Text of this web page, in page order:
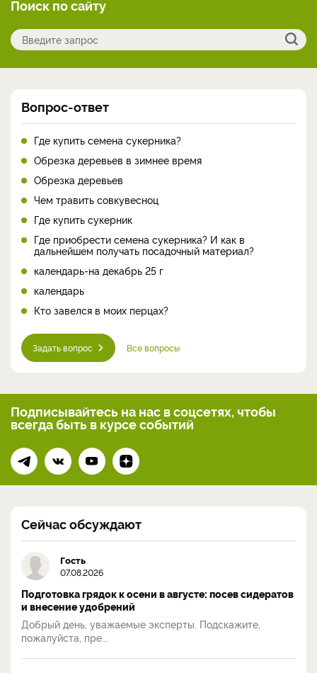
Поиск по сайту
Вопрос-ответ
Где купить семена сукерника?
Обрезка деревьев в зимнее время
Обрезка деревьев
Чем травить совкувесноц
Где купить сукерник
Где приобрести семена сукерника? И как в
дальнейшем получать посадочный материал?
календарь-на декабрь 25 г
календарь
Кто завелся в моих перцах?
Задать вопрос Все вопросы
Подписывайтесь на нас в соцсетях, чтобы
всегдабыть в курсе событий
Сейчас обсуждают
Гость
07.08.2026
Подготовка грядок к осени в августе: посев сидератов
и внесение удобрений
Добрый день, уважаемые эксперты. Подскажите,
пожалуйста, пре...